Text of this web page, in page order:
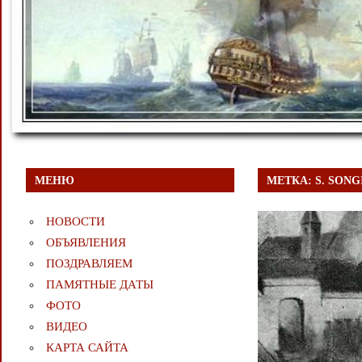
МЕТКА:S.
МЕНЮ
НОВОСТИ
ОБЪЯВЛЕНИЯ
ПОЗДРАВЛЯЕМ
ПАМЯТНЫЕ ДАТЫ
ФОТО
ВИДЕО
КАРТА САЙТА